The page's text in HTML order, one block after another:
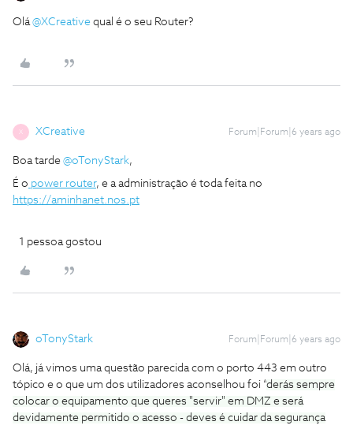
Olá@XCreative qual é o seu Router?
X XCreative Forum|Forum|6 years ago
Boa tarde @oTonyStark,
É o power router, e a administração é toda feita no
https://aminhanet.nos.pt
1 pessoa gostou
oTonyStark Forum|Forum|6 years ago
Olá, já vimos uma questão parecida com o porto 443 em outro
tópico e o que um dos utilizadores aconselhou foi “derás sempre
colocar o equipamento que queres "servir" em DMZ e será
devidamente permitido o acesso - deves é cuidar da segurança